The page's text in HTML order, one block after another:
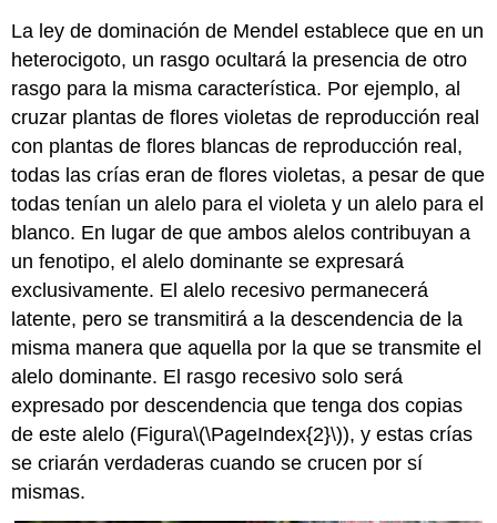
La ley de dominación de Mendel establece que en un
heterocigoto, un rasgo ocultará la presencia de otro
rasgo para la misma característica. Por ejemplo, al
cruzar plantas de flores violetas de reproducción real
con plantas de flores blancas de reproducción real,
todas las crías eran de flores violetas, a pesar de que
todas tenían un alelo para el violeta y un alelo para el
blanco. En lugar de que ambos alelos contribuyan a
un fenotipo, el alelo dominante se expresará
exclusivamente. El alelo recesivo permanecerá
latente, pero se transmitirá a la descendencia de la
misma manera que aquella por la que se transmite el
alelo dominante. El rasgo recesivo solo será
expresado por descendencia que tenga dos copias
de este alelo (Figura\(\PageIndex{2}\)), y estas crías
se criarán verdaderas cuando se crucen por sí
mismas.